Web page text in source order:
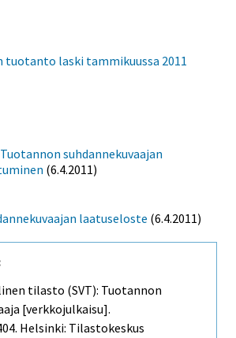
tuotanto laski tammikuussa 2011
suhdannekuvaajan
(6.4.2011)
laatuseloste (6.4.2011)
tilasto (SVT): Tuotannon
[verkkojulkaisu].
Helsinki: Tilastokeskus